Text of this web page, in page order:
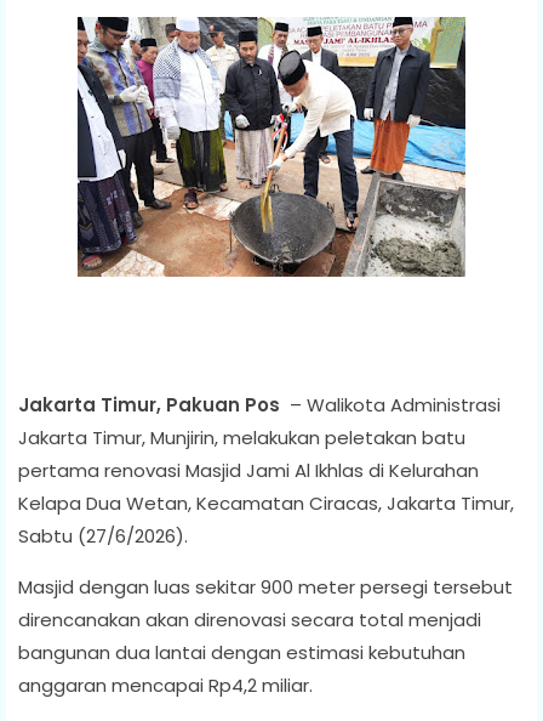
Jakarta Timur, Pakuan Pos – Walikota Administrasi
Jakarta Timur, Munjirin, melakukan peletakan batu
pertama renovasi Masjid Jami Al Ikhlas di Kelurahan
Kelapa Dua Wetan, Kecamatan Ciracas, Jakarta Timur,
Sabtu (27/6/2026).
Masjid dengan luas sekitar 900 meter persegi tersebut
direncanakan akan direnovasi secara total menjadi
bangunan dua lantai dengan estimasi kebutuhan
anggaran mencapai Rp4,2 miliar.